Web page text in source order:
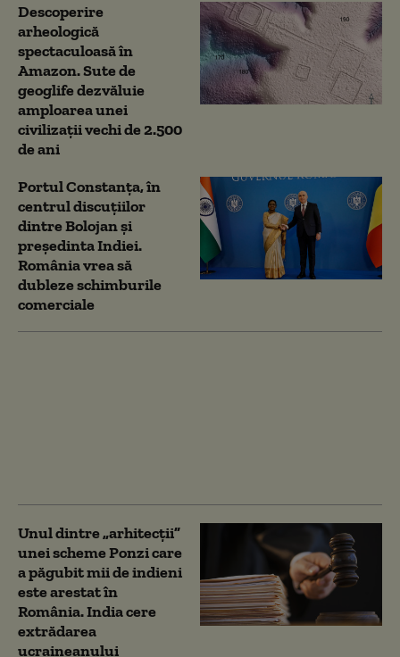
Descoperire
arheologică
spectaculoasă în
Amazon. Sute de
geoglife dezvăluie
amploarea unei
civilizații vechi de 2.500
de ani
Portul Constanța, în
centrul discuțiilor
dintre Bolojan și
președinta Indiei.
România vrea să
dubleze schimburile
comerciale
Unul dintre „arhitecții”
unei scheme Ponzi care
a păgubit mii de indieni
este arestat în
România. India cere
extrădarea
ucraineanului